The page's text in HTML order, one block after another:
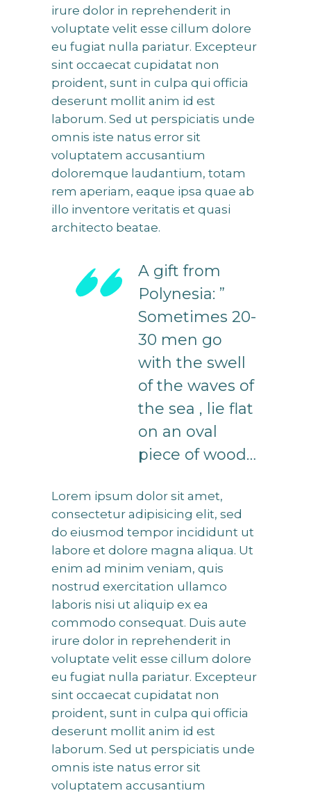
irure dolor in reprehenderit in
voluptate velit esse cillum dolore
eu fugiat nulla pariatur. Excepteur
sint occaecat cupidatat non
proident, sunt in culpa qui officia
deserunt mollit anim id est
laborum. Sed ut perspiciatis unde
omnis iste natus error sit
voluptatem accusantium
doloremque laudantium, totam
rem aperiam, eaque ipsa quae ab
illo inventore veritatis et quasi
architecto beatae.
A gift from
Polynesia: ”
Sometimes 20-
30 men go
with the swell
of the waves of
the sea , lie flat
on an oval
piece of wood…
Lorem ipsum dolor sit amet,
consectetur adipisicing elit, sed
do eiusmod tempor incididunt ut
labore et dolore magna aliqua. Ut
enim ad minim veniam, quis
nostrud exercitation ullamco
laboris nisi ut aliquip ex ea
commodo consequat. Duis aute
irure dolor in reprehenderit in
voluptate velit esse cillum dolore
eu fugiat nulla pariatur. Excepteur
sint occaecat cupidatat non
proident, sunt in culpa qui officia
deserunt mollit anim id est
laborum. Sed ut perspiciatis unde
omnis iste natus error sit
voluptatem accusantium